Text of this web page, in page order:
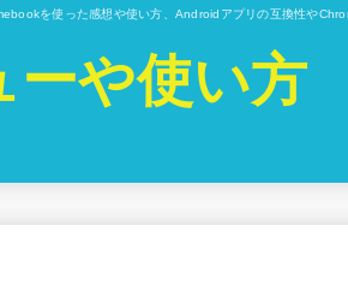
を使った感想や使い方、Androidアプリの互換性や
ーや使い方